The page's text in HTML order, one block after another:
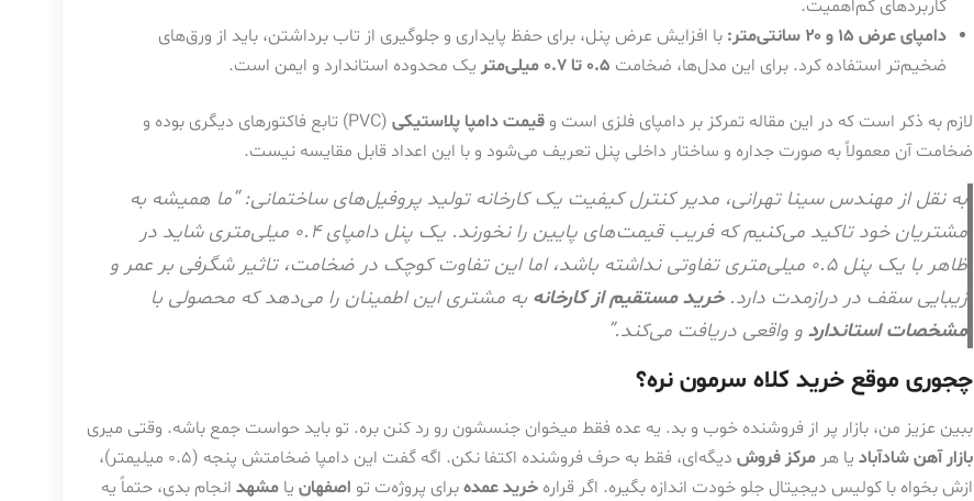
کاربردهای کم‌اهمیت.
دامپای عرض ۱۵ و ۲۰ سانتی‌متر:
با افزایش عرض پنل، برای حفظ پایداری و جلوگیری از تاب برداشتن، باید از ورق‌های
ضخیم‌تر استفاده کرد. برای این مدل‌ها، ضخامت 0.5 تا 0.7 میلی‌متر یک محدوده استاندارد و ایمن است.
لازم به ذکر است که در این مقاله تمرکز بر دامپای فلزی است و قیمت دامپا پلاستیکی
(PVC) تابع فاکتورهای دیگری بوده و
ضخامت آن معمولاً به صورت جداره و ساختار داخلی پنل تعریف می‌شود و با این اعداد قابل مقایسه نیست.
به نقل از مهندس سینا تهرانی، مدیر کنترل کیفیت یک کارخانه تولید پروفیل‌های ساختمانی: “ما همیشه به
مشتریان خود تاکید می‌کنیم که فریب قیمت‌های پایین را نخورند. یک پنل دامپای ۰.۴ میلی‌متری شاید در
ظاهر با یک پنل ۰.۵ میلی‌متری تفاوتی نداشته باشد، اما این تفاوت کوچک در ضخامت، تاثیر شگرفی بر عمر و
زیبایی سقف در درازمدت دارد.خرید مستقیم از کارخانه به مشتری این اطمینان را می‌دهد که محصولی با
مشخصات استاندارد و واقعی دریافت می‌کند.”
چجوری موقع خرید کلاه سرمون نره؟
ببین عزیز من، بازار پر از فروشنده خوب و بد. یه عده فقط میخوان جنسشون رو رد کنن بره. تو باید حواست جمع باشه. وقتی میری
بازار آهن شادآباد یا هر مرکز فروش
دیگه‌ای، فقط به حرف فروشنده اکتفا نکن. اگه گفت این دامپا ضخامتش پنجه (۰.۵ میلیمتر)،
ازش بخواه با کولیس دیجیتال جلو خودت اندازه بگیره. اگر قراره خرید عمدهبرای پروژه‌ت تو اصفهان یا مشهد انجام بدی، حتماً یه